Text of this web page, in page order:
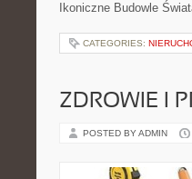
Ikoniczne Budowle
CATEGORIES:
ZDROWIE I
POSTED BY ADMIN